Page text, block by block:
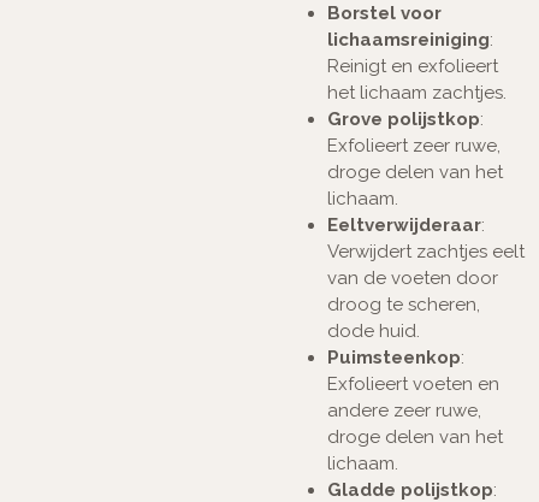
Borstel voor
lichaamsreiniging:
Reinigt en exfolieert
het lichaam zachtjes.
Grove polijstkop:
Exfolieert zeer ruwe,
droge delen van het
lichaam.
Eeltverwijderaar:
Verwijdert zachtjes eelt
van de voeten door
droog te scheren,
dode huid.
Puimsteenkop:
Exfolieert voeten en
andere zeer ruwe,
droge delen van het
lichaam.
Gladde polijstkop: